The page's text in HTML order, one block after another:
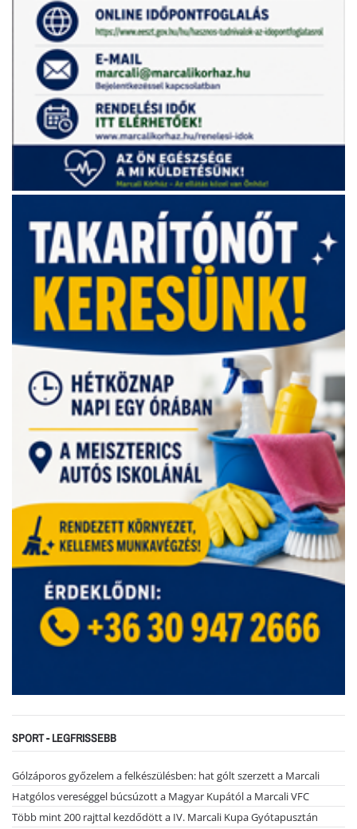
SPORT - LEGFRISSEBB
Gólzáporos győzelem a felkészülésben: hat gólt szerzett a Marcali
Hatgólos vereséggel búcsúzott a Magyar Kupától a Marcali VFC
Több mint 200 rajttal kezdődött a IV. Marcali Kupa Gyótapusztán